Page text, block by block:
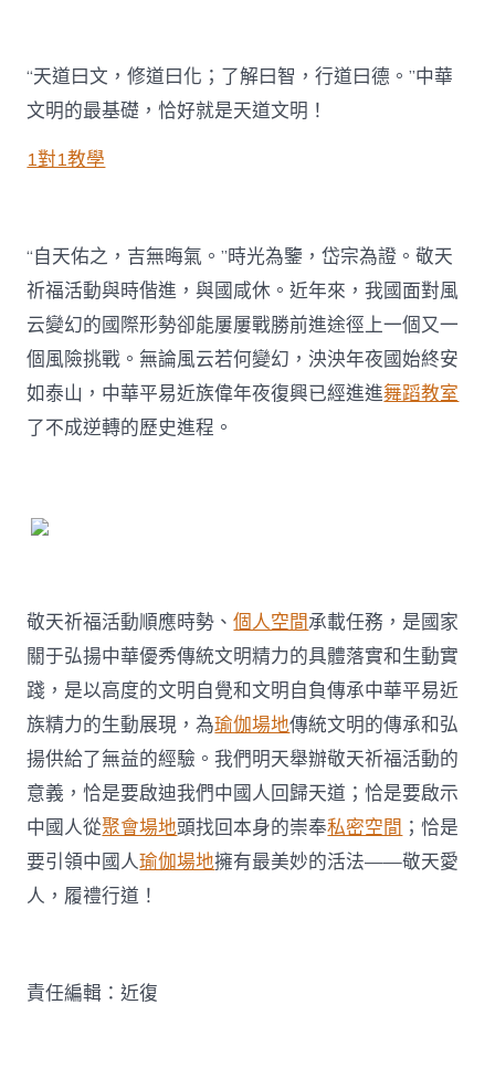
“天道曰文，修道曰化；了解曰智，行道曰德。”中華
文明的最基礎，恰好就是天道文明！
1對1教學
“自天佑之，吉無晦氣。”時光為鑒，岱宗為證。敬天
祈福活動與時偕進，與國咸休。近年來，我國面對風
云變幻的國際形勢卻能屢屢戰勝前進途徑上一個又一
個風險挑戰。無論風云若何變幻，泱泱年夜國始終安
如泰山，中華平易近族偉年夜復興已經進進舞蹈教室
了不成逆轉的歷史進程。
敬天祈福活動順應時勢、個人空間承載任務，是國家
關于弘揚中華優秀傳統文明精力的具體落實和生動實
踐，是以高度的文明自覺和文明自負傳承中華平易近
族精力的生動展現，為瑜伽場地傳統文明的傳承和弘
揚供給了無益的經驗。我們明天舉辦敬天祈福活動的
意義，恰是要啟迪我們中國人回歸天道；恰是要啟示
中國人從聚會場地頭找回本身的崇奉私密空間 ；恰是
要引領中國人瑜伽場地擁有最美妙的活法——敬天愛
人，履禮行道！
責任編輯：近復